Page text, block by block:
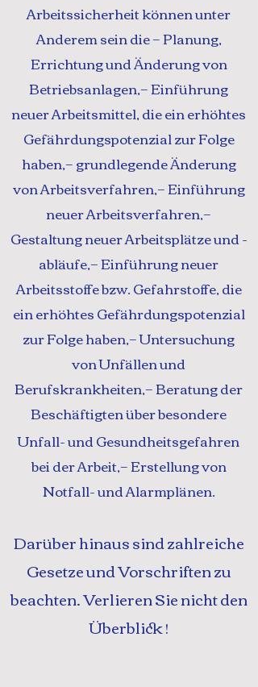
Arbeitssicherheit können unter
Anderem sein die − Planung,
Errichtung und Änderung von
Betriebsanlagen,− Einführung
neuer Arbeitsmittel, die ein erhöhtes
Gefährdungspotenzial zur Folge
haben,− grundlegende Änderung
von Arbeitsverfahren,− Einführung
neuer Arbeitsverfahren,−
Gestaltung neuer Arbeitsplätze und -
abläufe,− Einführung neuer
Arbeitsstoffe bzw. Gefahrstoffe, die
ein erhöhtes Gefährdungspotenzial
zur Folge haben,− Untersuchung
von Unfällen und
Berufskrankheiten,− Beratung der
Beschäftigten über besondere
Unfall- und Gesundheitsgefahren
bei der Arbeit,− Erstellung von
Notfall- und Alarmplänen.
Darüber hinaus sind zahlreiche
Gesetze und Vorschriften zu
beachten. Verlieren Sie nicht den
Überblick !